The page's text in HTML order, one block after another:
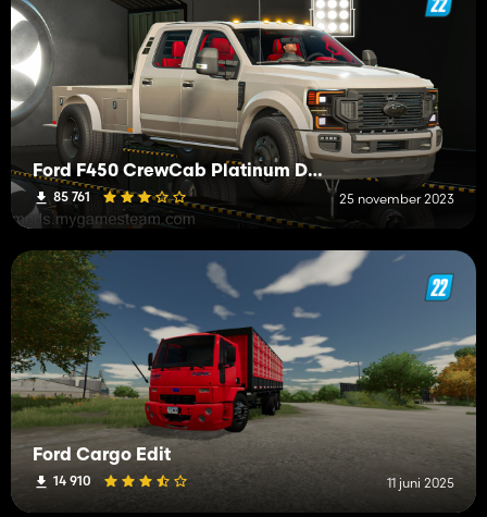
Ford F450 CrewCab Platinum DRW 2020
85 761 25 november 2023
Ford Cargo Edit
14 910 11 juni 2025